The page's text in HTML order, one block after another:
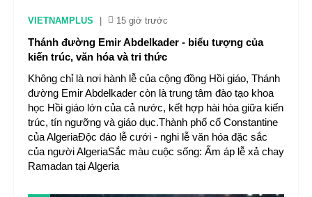
VIETNAMPLUS 15 giờ trước
Thánh đường Emir Abdelkader - biểu tượng của
kiến trúc, văn hóa và tri thức
Không chỉ là nơi hành lễ của cộng đồng Hồi giáo, Thánh
đường Emir Abdelkader còn là trung tâm đào tạo khoa
học Hồi giáo lớn của cả nước, kết hợp hài hòa giữa kiến
trúc, tín ngưỡng và giáo dục.Thành phố cổ Constantine
của AlgeriaĐộc đáo lễ cưới - nghi lễ văn hóa đặc sắc
của người AlgeriaSắc màu cuộc sống: Ấm áp lễ xả chay
Ramadan tại Algeria